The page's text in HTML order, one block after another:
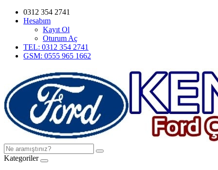
0312 354 2741
Hesabım
Kayıt Ol
Oturum Aç
TEL: 0312 354 2741
GSM: 0555 965 1662
Kategoriler